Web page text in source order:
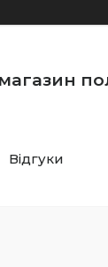
Відгуки